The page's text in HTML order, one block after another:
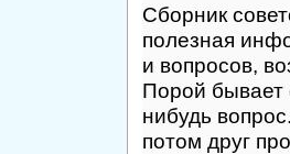
Сборник
полезная
и вопросов,
Порой бывает
нибудь
потом друг